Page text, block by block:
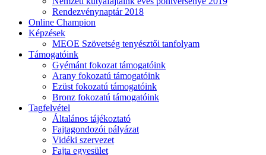
Rendezvénynaptár 2018
Online Champion
Képzések
MEOE Szövetség tenyésztői tanfolyam
Támogatóink
Gyémánt fokozat támogatóink
Arany fokozatú támogatóink
Ezüst fokozatú támogatóink
Bronz fokozatú támogatóink
Tagfelvétel
Általános tájékoztató
Fajtagondozói pályázat
Vidéki szervezet
Fajta egyesület